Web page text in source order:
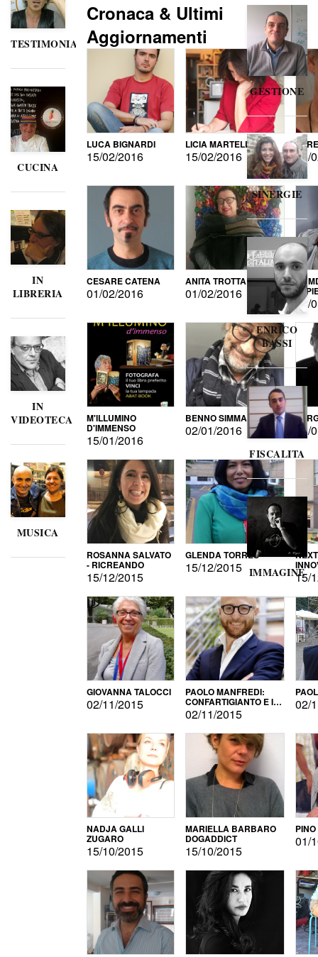
TESTIMONIANZE
CUCINA
IN
LIBRERIA
IN
VIDEOTECA
MUSICA
Cronaca & Ultimi
Aggiornamenti
LUCA BIGNARDI
15/02/2016
LICIA MARTELLI
15/02/2016 15/
CESARE CATENA
01/02/2016
ANITA TROTTA
01/02/2016 DI
15/
M'ILLUMINO
D'IMMENSO
15/01/2016
BENNO SIMMA
02/01/2016
ROSANNA SALVATO
- RICREANDO
15/12/2015
GLENDA TORRES
15/12/2015
15/
GIOVANNA TALOCCI
02/11/2015
PAOLO MANFREDI:
CONFARTIGIANTO E IL
SONDAGGIO
02/11/2015
02/
NADJA GALLI
ZUGARO
15/10/2015
MARIELLA BARBARO
DOGADDICT
15/10/2015
01/
GESTIONE
SINERGIE
ENRICO
BASSI
FISCALITA
IMMAGINE